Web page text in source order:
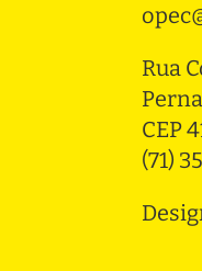
Rua
CEP
(71)